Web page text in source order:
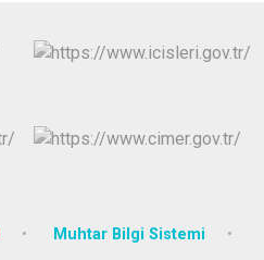
Muhtar Bilgi Sistemi